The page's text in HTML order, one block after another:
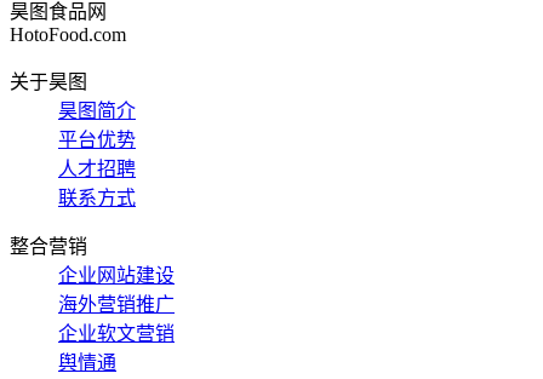
昊图食品网
HotoFood.com
关于昊图
昊图简介
平台优势
人才招聘
联系方式
整合营销
企业网站建设
海外营销推广
企业软文营销
舆情通